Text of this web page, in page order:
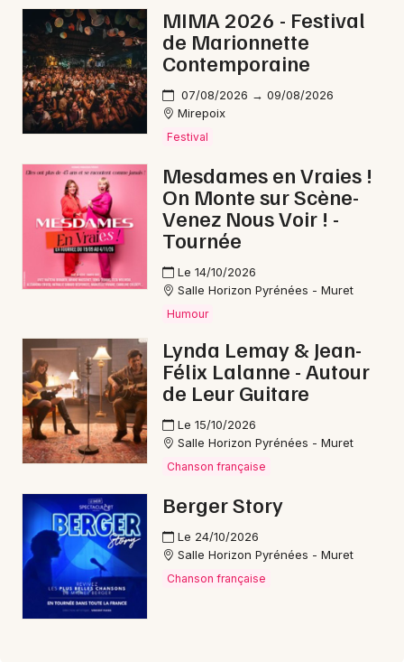
Newsletter des sorties
Actus en Ariège
Magazine en Ariège
09 - Ariège
Choisir mes départements
Mon email
Je m'abonne
MIMA 2026 - Festival
de Marionnette
Contemporaine
07/08/2026 → 09/08/2026
Mirepoix
Festival
Mesdames en Vraies !
On Monte sur Scène-
Venez Nous Voir ! -
Tournée
Le 14/10/2026
Salle Horizon Pyrénées - Muret
Humour
Lynda Lemay & Jean-
Félix Lalanne - Autour
de Leur Guitare
Le 15/10/2026
Salle Horizon Pyrénées - Muret
Chanson française
Berger Story
Le 24/10/2026
Salle Horizon Pyrénées - Muret
Chanson française